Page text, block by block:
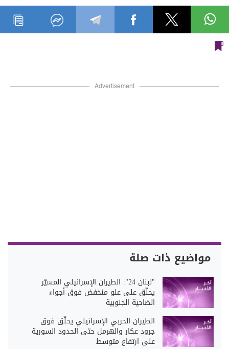
Advertisement
مواضيع ذات صلة
"لبنان 24": الطيران الإسرائيلي المسيّر
يحلّق على علو منخفض فوق أجواء
الضاحية الجنوبية
الطيران الحربي الإسرائيلي يحلّق فوق
جرود عكار والهرمل حتى الحدود السورية
على ارتفاع متوسط